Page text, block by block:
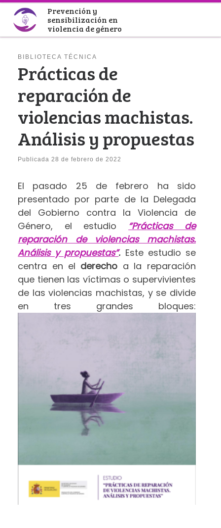
Saltar al contenido
Prevención y
sensibilización en
violencia de género
BIBLIOTECA TÉCNICA
Prácticas de
reparación de
violencias machistas.
Análisis y propuestas
Publicada28 de febrero de 2022
El pasado 25 de febrero ha sido
presentado por parte de la Delegada
del Gobierno contra la Violencia de
Género, el estudio “Prácticas de
reparación de violencias machistas.
Análisis y propuestas”. Este estudio se
centra en el derecho a la reparación
que tienen las víctimas o supervivientes
de las violencias machistas, y se divide
en tres grandes bloques: